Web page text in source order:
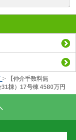
>
【仲介手数料無
棟）17号棟 4580万円